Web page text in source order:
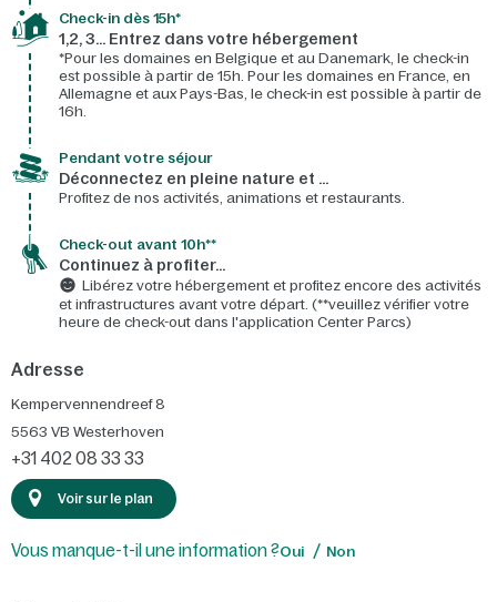
Check-in dès 15h*​
1,2, 3… Entrez dans votre hébergement
*Pour les domaines en Belgique et au Danemark, le check-in
est possible à partir de 15h. Pour les domaines en France, en
Allemagne et aux Pays-Bas, le check-in est possible à partir de
16h.
Pendant votre séjour
Déconnectez en pleine nature et …
Profitez de nos activités, animations et restaurants.
Check-out avant 10h**
Continuez à profiter…
Libérez votre hébergement et profitez encore des activités
et infrastructures avant votre départ. (**veuillez vérifier votre
heure de check-out dans l'application Center Parcs)
Adresse
Kempervennendreef 8
5563 VB Westerhoven
+31 402 08 33 33
Voir sur le plan
Vous manque-t-il une information ?Oui Non